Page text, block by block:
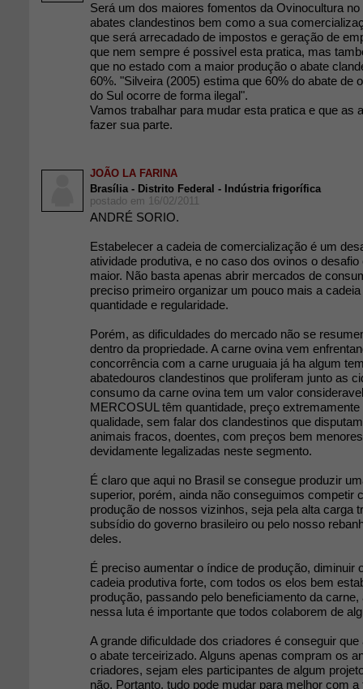
Será um dos maiores fomentos da Ovinocultura
abates clandestinos bem como a sua
que será arrecadado de impostos e geração de
que nem sempre é possivel esta pratica, mas
que no estado com a maior produção o abate
60%. "Silveira (2005) estima que 60% do abate de
do Sul ocorre de forma ilegal".
Vamos trabalhar para mudar esta pratica e que as
fazer sua parte.
JOÃO LA FARINA
Brasília - Distrito Federal - Indústria frigorífica
postado em 16/02/2011
ANDRÉ SORIO.
Estabelecer a cadeia de comercialização é um
atividade produtiva, e no caso dos ovinos o
maior. Não basta apenas abrir mercados de
preciso primeiro organizar um pouco mais a
quantidade e regularidade.
Porém, as dificuldades do mercado não se
dentro da propriedade. A carne ovina vem
concorrência com a carne uruguaia já ha algum
abatedouros clandestinos que proliferam junto as
consumo da carne ovina tem um valor
MERCOSUL têm quantidade, preço
qualidade, sem falar dos clandestinos que
animais fracos, doentes, com preços bem
devidamente legalizadas neste segmento.
É claro que aqui no Brasil se consegue produzir
superior, porém, ainda não conseguimos competir
produção de nossos vizinhos, seja pela alta carga
subsídio do governo brasileiro ou pelo nosso
deles.
É preciso aumentar o índice de produção, diminuir
cadeia produtiva forte, com todos os elos bem
produção, passando pelo beneficiamento da
nessa luta é importante que todos colaborem de
A grande dificuldade dos criadores é conseguir
o abate terceirizado. Alguns apenas compram os
criadores, sejam eles participantes de algum
não. Portanto, tudo pode mudar para melhor com